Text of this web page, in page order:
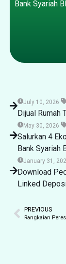
Bank Syariah
July 10, 2026
Dijual Rumah
May 30, 2026
Salurkan 4
Bank Syariah
January 31,
Download
Linked
PREVIOUS